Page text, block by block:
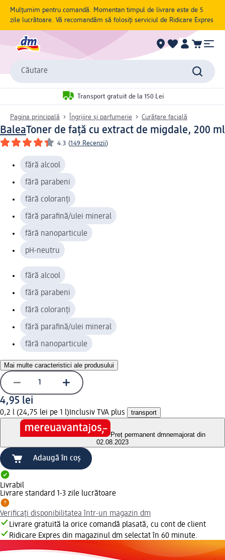
Mulțumim pentru comandă. Momentan timpul de livrare este de 5
zile lucrătoare. Vă recomandăm să folosiți serviciul de Ridicare Expres
Căutare
Transport gratuit de la 150 Lei
Pagina principală Îngrijire și parfumerie Curățare facială
BaleaToner de față cu extract de migdale, 200 ml
4.3 (149 Recenzii)
fără alcool
fără parabeni
fără coloranți
fără parafină/ulei mineral
fără nanoparticule
pH-neutru
fără alcool
fără parabeni
fără coloranți
fără parafină/ulei mineral
fără nanoparticule
Mai multe caracteristici ale produsului
4,95 lei
0,2 l (24,75 lei pe 1 l) Inclusiv TVA plus transport
Preț permanent dmnemajorat din
02.08.2023
Adaugă în coș
Livrabil
Livrare standard 1-3 zile lucrătoare
Verificați disponibilitatea într-un magazin dm
Livrare gratuită la orice comandă plasată, cu cont de client
Ridicare Expres din magazinul dm selectat în 60 minute.